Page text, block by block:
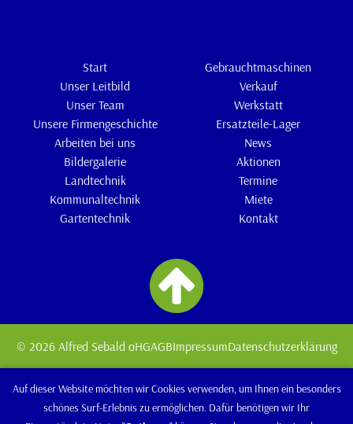
Start
Unser Leitbild
Unser Team
Unsere Firmengeschichte
Arbeiten bei uns
Bildergalerie
Landtechnik
Kommunaltechnik
Gartentechnik
Gebrauchtmaschinen
Verkauf
Werkstatt
Ersatzteile-Lager
News
Aktionen
Termine
Miete
Kontakt
© 2026 Alfred Sebald oHGAGBImpressumDatenschutzerklärung
Auf dieser Website möchten wir Cookies verwenden, um Ihnen ein besonders
schönes Surf-Erlebnis zu ermöglichen. Dafür benötigen wir Ihr